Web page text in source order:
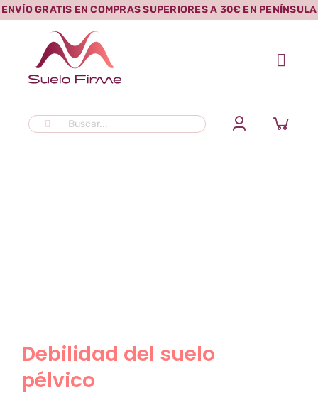
Saltar
al
contenido
ENVÍO GRATIS EN COMPRAS SUPERIORES A 30€ EN PENÍNSULA
Buscar:
Debilidad del suelo
pélvico